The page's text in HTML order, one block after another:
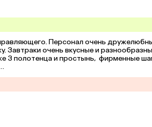
Персонал очень
Завтраки очень вкусные и
3 полотенца и простынь,  фирменные
в номере (беда всех отелей)!!!!